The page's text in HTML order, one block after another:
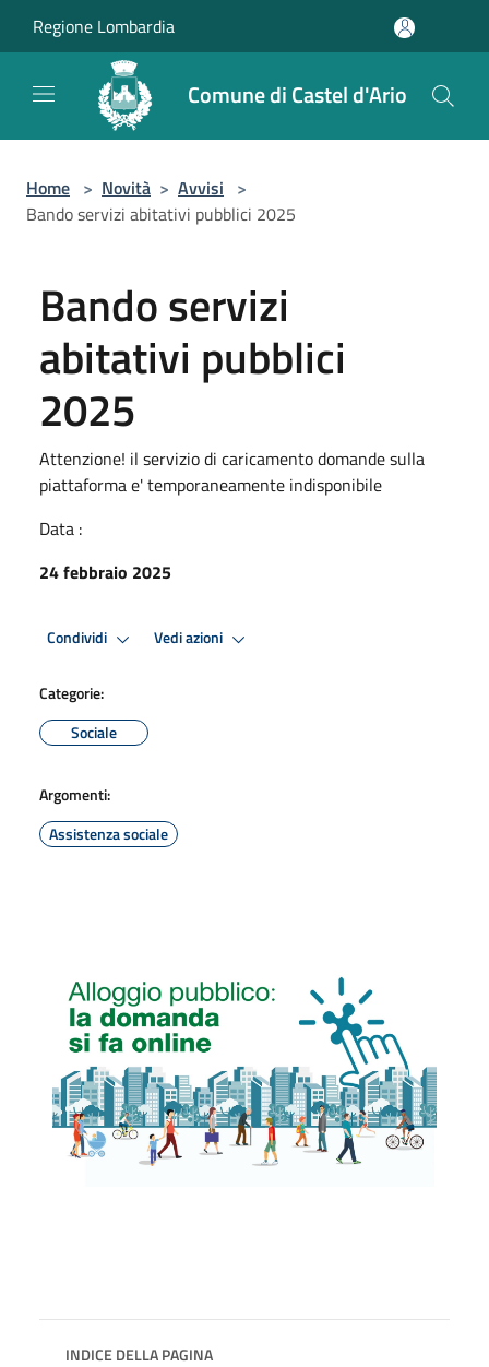
Regione Lombardia
Comune di Castel d'Ario
Home > Novità > Avvisi >
Bando servizi abitativi pubblici 2025
Bando servizi
abitativi pubblici
2025
Attenzione! il servizio di caricamento domande sulla
piattaforma e' temporaneamente indisponibile
Data :
24 febbraio 2025
Condividi Vedi azioni
Categorie:
Sociale
Argomenti:
Assistenza sociale
INDICE DELLA PAGINA